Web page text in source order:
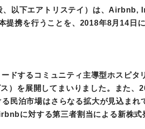
ズDX開発
美容FC事業
人材ソリュー
ポート事
、以下エアトリステイ）は、Airbnb,
提携を行うことを、2018年8月14日
ドするコミュニティ主導型ホスピタ
）を展開してまいりました。また、
民泊市場はさらなる拡大が見込まれ
に対する第三者割当による新株式